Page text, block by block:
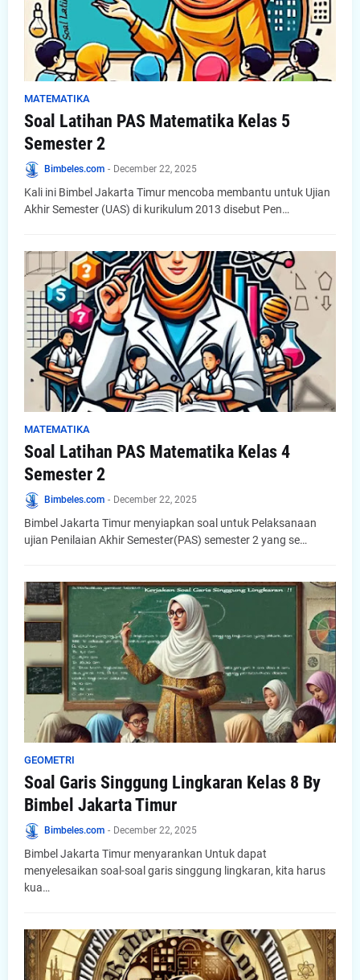
MATEMATIKA
Soal Latihan PAS Matematika Kelas 5
Semester 2
Bimbeles.com - December 22, 2025
Kali ini Bimbel Jakarta Timur mencoba membantu untuk Ujian
Akhir Semester (UAS) di kurikulum 2013 disebut Pen…
MATEMATIKA
Soal Latihan PAS Matematika Kelas 4
Semester 2
Bimbeles.com - December 22, 2025
Bimbel Jakarta Timur menyiapkan soal untuk Pelaksanaan
ujian Penilaian Akhir Semester(PAS) semester 2 yang se…
GEOMETRI
Soal Garis Singgung Lingkaran Kelas 8 By
Bimbel Jakarta Timur
Bimbeles.com - December 22, 2025
Bimbel Jakarta Timur menyarankan Untuk dapat
menyelesaikan soal-soal garis singgung lingkaran, kita harus
kua…